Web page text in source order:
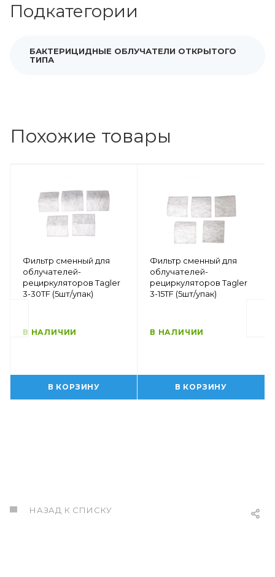
Подкатегории
БАКТЕРИЦИДНЫЕ ОБЛУЧАТЕЛИ ОТКРЫТОГО
ТИПА
Похожие товары
Фильтр сменный для
облучателей-
рециркуляторов Tagler
3-30TF (5шт/упак)
В НАЛИЧИИ
В КОРЗИНУ
Фильтр сменный для
облучателей-
рециркуляторов Tagler
3-15TF (5шт/упак)
В НАЛИЧИИ
В КОРЗИНУ
НАЗАД К СПИСКУ